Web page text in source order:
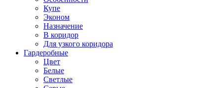
Купе
Эконом
Назначение
В коридор
Для узкого коридора
Гардеробные
Цвет
Белые
Светлые